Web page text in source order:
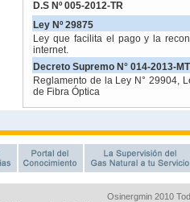
Osinergmin 2010